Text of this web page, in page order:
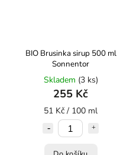
BIO Brusinka sirup 500 ml
Sonnentor
Skladem (3 ks)
255 Kč
51 Kč / 100 ml